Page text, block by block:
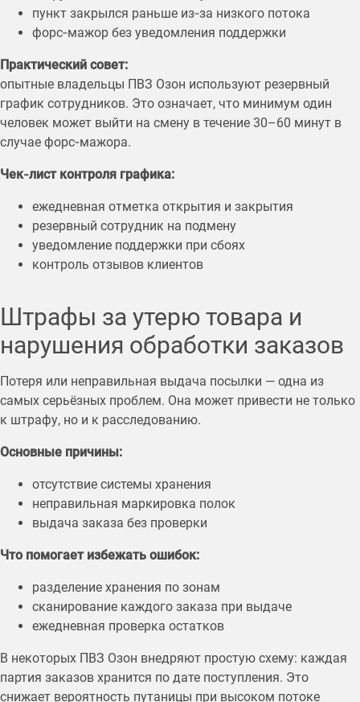
пункт закрылся раньше из‑за низкого потока
форс‑мажор без уведомления поддержки
Практический совет:
опытные владельцы ПВЗ Озон используют резервный
график сотрудников. Это означает, что минимум один
человек может выйти на смену в течение 30–60 минут в
случае форс‑мажора.
Чек‑лист контроля графика:
ежедневная отметка открытия и закрытия
резервный сотрудник на подмену
уведомление поддержки при сбоях
контроль отзывов клиентов
Штрафы за утерю товара и
нарушения обработки заказов
Потеря или неправильная выдача посылки — одна из
самых серьёзных проблем. Она может привести не только
к штрафу, но и к расследованию.
Основные причины:
отсутствие системы хранения
неправильная маркировка полок
выдача заказа без проверки
Что помогает избежать ошибок:
разделение хранения по зонам
сканирование каждого заказа при выдаче
ежедневная проверка остатков
В некоторых ПВЗ Озон внедряют простую схему: каждая
партия заказов хранится по дате поступления. Это
снижает вероятность путаницы при высоком потоке